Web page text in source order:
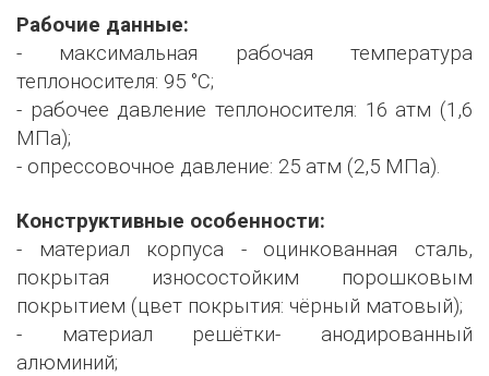
Рабочие данные:
- максимальная рабочая температура
теплоносителя: 95 °С;
- рабочее давление теплоносителя: 16 атм (1,6
МПа);
- опрессовочное давление: 25 атм (2,5 МПа).
Конструктивные особенности:
- материал корпуса - оцинкованная сталь,
покрытая износостойким порошковым
покрытием (цвет покрытия: чёрный матовый);
- материал решётки- анодированный
алюминий;